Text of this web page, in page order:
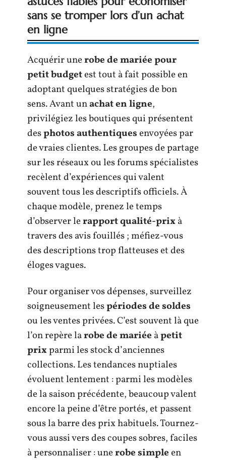
sans se tromper lors d’un achat
en ligne
Acquérir unerobe de mariée pour
petit budgetest tout à fait possible en
adoptant quelques stratégies de bon
sens. Avant unachat en ligne,
privilégiez les boutiques qui présentent
desphotos authentiquesenvoyées par
de vraies clientes. Les groupes de partage
sur les réseaux ou les forums spécialistes
recèlent d’expériences qui valent
souvent tous les descriptifs officiels. À
chaque modèle, prenez le temps
d’observer lerapport qualité-prixà
travers des avis fouillés ; méfiez-vous
des descriptions trop flatteuses et des
éloges vagues.
Pour organiser vos dépenses, surveillez
soigneusement lespériodes de soldes
ou les ventes privées. C’est souvent là que
l’on repère larobe de mariée àpetit
prixparmi les stock d’anciennes
collections. Les tendances nuptiales
évoluent lentement : parmi les modèles
de la saison précédente, beaucoup valent
encore la peine d’être portés, et passent
sous la barre des prix habituels. Tournez-
vous aussi vers des coupes sobres, faciles
à personnaliser : unerobe simpleen